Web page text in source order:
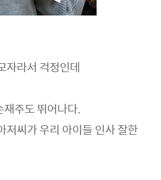
자라서 걱정인데
주도 뛰어나다.
저씨가 우리 아이들 인사 잘한